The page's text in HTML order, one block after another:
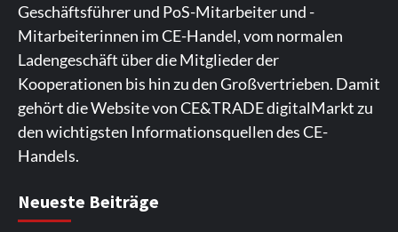
7
Smart Living Top Story
Verbraucher setzen immer mehr auf
Klimageräte und Ventilatoren
Geschäftsführer und PoS-Mitarbeiter und -
Mitarbeiterinnen im CE-Handel, vom normalen
Ladengeschäft über die Mitglieder der
Kooperationen bis hin zu den Großvertrieben. Damit
gehört die Website von CE&TRADE digitalMarkt zu
den wichtigsten Informationsquellen des CE-
Handels.
Plattform bietet Casinospiele und verschiedene
komfortables Spielerlebnis. Die App ermöglicht
regelmäßig. Die Plattform bietet farbenfrohe
Die Gaming-Plattform bietet eine große Auswahl an
Spielautomaten. Die Benutzeroberfläche ist auf eine
Ein weiterer Ort, an dem man Spielautomaten
entdecken kann, ist. Die Seite legt den Schwerpunkt
Neueste Beiträge